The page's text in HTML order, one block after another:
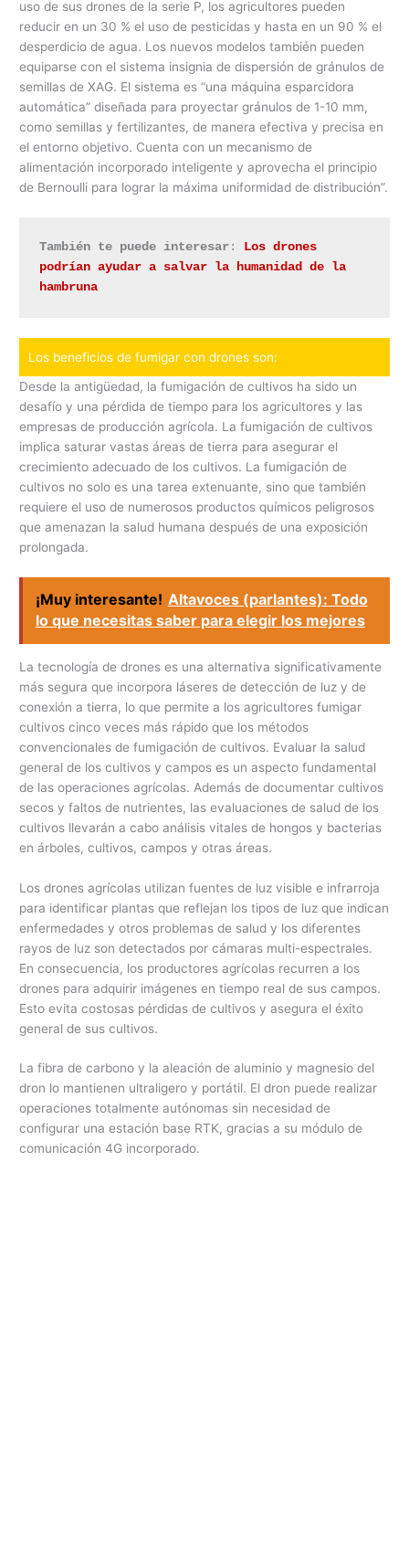
uso de sus drones de la serie P, los agricultores pueden
reducir en un 30 % el uso de pesticidas y hasta en un 90 % el
desperdicio de agua. Los nuevos modelos también pueden
equiparse con el sistema insignia de dispersión de gránulos de
semillas de XAG. El sistema es “una máquina esparcidora
automática” diseñada para proyectar gránulos de 1-10 mm,
como semillas y fertilizantes, de manera efectiva y precisa en
el entorno objetivo. Cuenta con un mecanismo de
alimentación incorporado inteligente y aprovecha el principio
de Bernoulli para lograr la máxima uniformidad de distribución”.
También te puede interesar: Los drones
podrían ayudar a salvar la humanidad de la
hambruna
Los beneficios de fumigar con drones son:
Desde la antigüedad, la fumigación de cultivos ha sido un
desafío y una pérdida de tiempo para los agricultores y las
empresas de producción agrícola. La fumigación de cultivos
implica saturar vastas áreas de tierra para asegurar el
crecimiento adecuado de los cultivos. La fumigación de
cultivos no solo es una tarea extenuante, sino que también
requiere el uso de numerosos productos químicos peligrosos
que amenazan la salud humana después de una exposición
prolongada.
¡Muy interesante! Altavoces (parlantes): Todo
lo que necesitas saber para elegir los mejores
La tecnología de drones es una alternativa significativamente
más segura que incorpora láseres de detección de luz y de
conexión a tierra, lo que permite a los agricultores fumigar
cultivos cinco veces más rápido que los métodos
convencionales de fumigación de cultivos. Evaluar la salud
general de los cultivos y campos es un aspecto fundamental
de las operaciones agrícolas. Además de documentar cultivos
secos y faltos de nutrientes, las evaluaciones de salud de los
cultivos llevarán a cabo análisis vitales de hongos y bacterias
en árboles, cultivos, campos y otras áreas.
Los drones agrícolas utilizan fuentes de luz visible e infrarroja
para identificar plantas que reflejan los tipos de luz que indican
enfermedades y otros problemas de salud y los diferentes
rayos de luz son detectados por cámaras multi-espectrales.
En consecuencia, los productores agrícolas recurren a los
drones para adquirir imágenes en tiempo real de sus campos.
Esto evita costosas pérdidas de cultivos y asegura el éxito
general de sus cultivos.
La fibra de carbono y la aleación de aluminio y magnesio del
dron lo mantienen ultraligero y portátil. El dron puede realizar
operaciones totalmente autónomas sin necesidad de
configurar una estación base RTK, gracias a su módulo de
comunicación 4G incorporado.